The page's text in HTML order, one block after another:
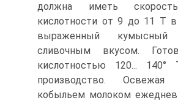
должна иметь
кислотности от 9 до 11 Т
выраженный
сливочным вкусом.
кислотностью 120...
производство.
кобыльем молоком